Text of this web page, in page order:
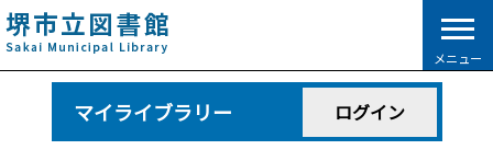
こ
の
ペ
メニュー
マイライブラリー ログイン